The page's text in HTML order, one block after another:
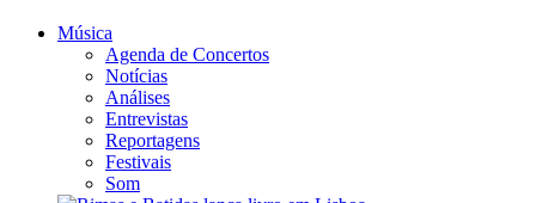
Música
Agenda de Concertos
Notícias
Análises
Entrevistas
Reportagens
Festivais
Som